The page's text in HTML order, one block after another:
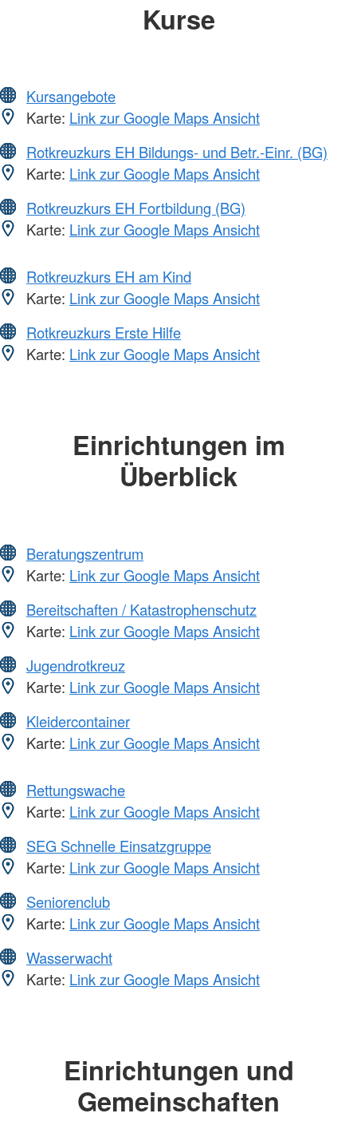
Kurse
Kursangebote
Karte: Link zur Google Maps Ansicht
Rotkreuzkurs EH Bildungs- und Betr.-Einr. (BG)
Karte: Link zur Google Maps Ansicht
Rotkreuzkurs EH Fortbildung (BG)
Karte: Link zur Google Maps Ansicht
Rotkreuzkurs EH am Kind
Karte: Link zur Google Maps Ansicht
Rotkreuzkurs Erste Hilfe
Karte: Link zur Google Maps Ansicht
Einrichtungen im
Überblick
Beratungszentrum
Karte: Link zur Google Maps Ansicht
Bereitschaften / Katastrophenschutz
Karte: Link zur Google Maps Ansicht
Jugendrotkreuz
Karte: Link zur Google Maps Ansicht
Kleidercontainer
Karte: Link zur Google Maps Ansicht
Rettungswache
Karte: Link zur Google Maps Ansicht
SEG Schnelle Einsatzgruppe
Karte: Link zur Google Maps Ansicht
Seniorenclub
Karte: Link zur Google Maps Ansicht
Wasserwacht
Karte: Link zur Google Maps Ansicht
Einrichtungen und
Gemeinschaften